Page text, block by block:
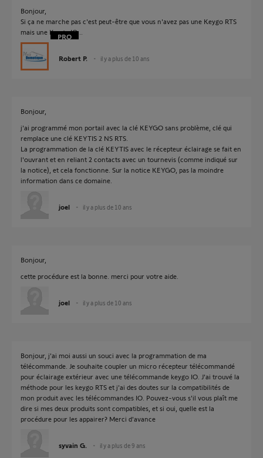
Bonjour,
Si ça ne marche pas c'est peut-être que vous n'avez pas une Keygo RTS
mais une Keygo IO...
Robert P. il y a plus de 10 ans
Bonjour,
j'ai programmé mon portail avec la clé KEYGO sans problème, clé qui
remplace une clé KEYTIS 2 NS RTS.
La programmation de la clé KEYTIS avec le récepteur éclairage se fait en
l'ouvrant et en reliant 2 contacts avec un tournevis (comme indiqué sur
la notice), et cela fonctionne. Sur la notice KEYGO, pas la moindre
information dans ce domaine.
joel il y a plus de 10 ans
Bonjour,
cette procédure est la bonne. merci pour votre aide.
joel il y a plus de 10 ans
Bonjour, j'ai moi aussi un souci avec la programmation de ma
télécommande. Je souhaite coupler un micro récepteur télécommandé
pour éclairage extérieur avec une télécommande keygo IO. J'ai trouvé la
méthode pour les keygo RTS et j'ai des doutes sur la compatibilités de
mon produit avec les télécommandes IO. Pouvez-vous s'il vous plaît me
dire si mes deux produits sont compatibles, et si oui, quelle est la
procédure pour les appairer? Merci d'avance
syvain G. il y a plus de 9 ans